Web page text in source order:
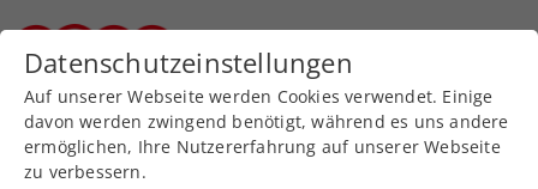
Zurück zur Newsübersicht
Turniere
Datenschutzeinstellungen
Auf unserer Webseite werden Cookies verwendet. Einige
davon werden zwingend benötigt, während es uns andere
ermöglichen, Ihre Nutzererfahrung auf unserer Webseite
zu verbessern.